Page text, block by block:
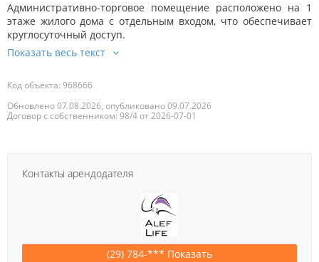
Административно-торговое помещение расположено на 1
этаже жилого дома с отдельным входом, что обеспечивает
круглосуточный доступ.
Код объекта: 968666
Обновлено 07.08.2026, опубликовано 09.07.2026
Договор с собственником: 98/4 от 2026-07-01
Контакты арендодателя
(29) 784-*** Показать